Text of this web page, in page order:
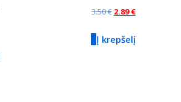
3.50€ Original
was:
2.89€Current
is:
Į krepšelį